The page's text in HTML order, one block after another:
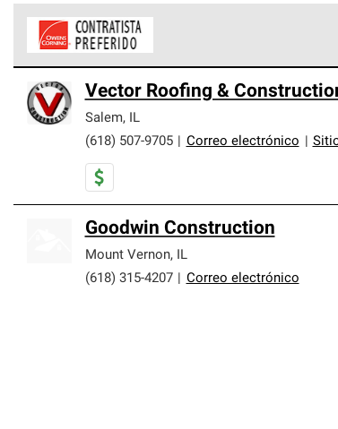
cumplen con altos estándares y requisitos
Vector Roofing &
Salem,
IL
(618) 507-9705
Correo electrónico
Goodwin Construction
Mount Vernon,
IL
(618) 315-4207
Correo electrónico